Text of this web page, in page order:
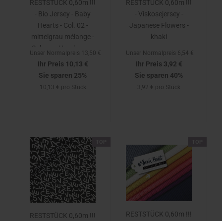
RESTSTÜCK 0,60m !!!
- Bio Jersey - Baby
Hearts - Col. 02 -
mittelgrau mélange -
Sakura - Hamburger
Liebe - Albstoffe
Unser Normalpreis 13,50 €
Ihr Preis 10,13 €
Sie sparen 25%
10,13 € pro Stück
RESTSTÜCK 0,60m !!!
- Viskosejersey -
Japanese Flowers -
khaki
Unser Normalpreis 6,54 €
Ihr Preis 3,92 €
Sie sparen 40%
3,92 € pro Stück
RESTSTÜCK 0,60m !!!
RESTSTÜCK 0,60m !!!